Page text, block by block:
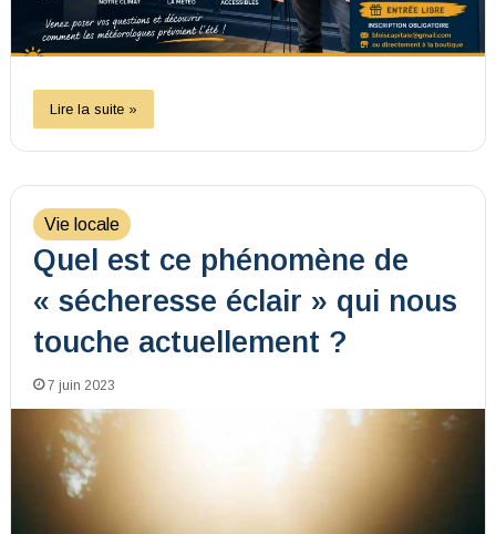
Lire la suite »
Vie locale
Quel est ce phénomène de
« sécheresse éclair » qui nous
touche actuellement ?
7 juin 2023